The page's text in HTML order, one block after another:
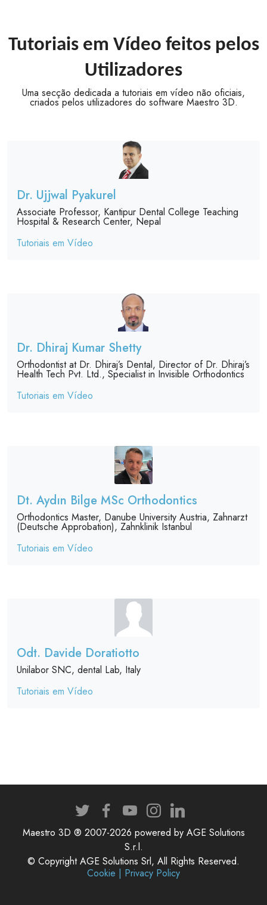
Tutoriais em Vídeo feitos pelos
Utilizadores
Uma secção dedicada a tutoriais em vídeo não oficiais,
criados pelos utilizadores do software Maestro 3D.
Dr. Ujjwal Pyakurel
Associate Professor, Kantipur Dental College Teaching
Hospital & Research Center, Nepal
Tutoriais em Vídeo
Dr. Dhiraj Kumar Shetty
Orthodontist at Dr. Dhiraj’s Dental, Director of Dr. Dhiraj’s
Health Tech Pvt. Ltd., Specialist in Invisible Orthodontics
Tutoriais em Vídeo
Dt. Aydın Bilge MSc Orthodontics
Orthodontics Master, Danube University Austria, Zahnarzt
(Deutsche Approbation), Zahnklinik Istanbul
Tutoriais em Vídeo
Odt. Davide Doratiotto
Unilabor SNC, dental Lab, Italy
Tutoriais em Vídeo
Maestro 3D ® 2007-2026 powered by AGE Solutions
S.r.l.
© Copyright AGE Solutions Srl, All Rights Reserved.
Cookie | Privacy Policy